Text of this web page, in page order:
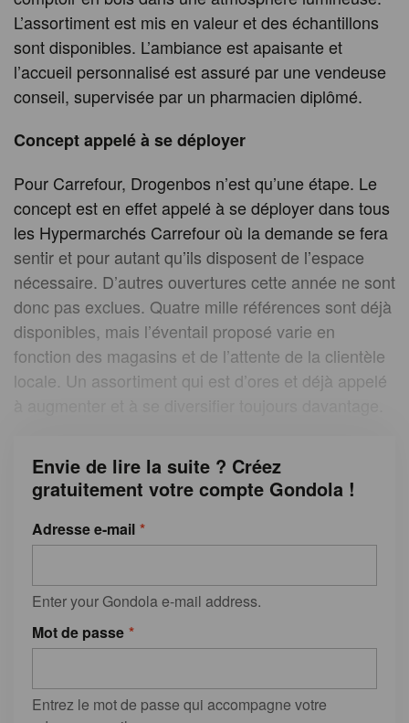
L’assortiment est mis en valeur et des échantillons
sont disponibles. L’ambiance est apaisante et
l’accueil personnalisé est assuré par une vendeuse
conseil, supervisée par un pharmacien diplômé.
Concept appelé à se déployer
Pour Carrefour, Drogenbos n’est qu’une étape. Le
concept est en effet appelé à se déployer dans tous
les Hypermarchés Carrefour où la demande se fera
sentir et pour autant qu’ils disposent de l’espace
nécessaire. D’autres ouvertures cette année ne sont
donc pas exclues. Quatre mille références sont déjà
disponibles, mais l’éventail proposé varie en
fonction des magasins et de l’attente de la clientèle
locale. Un assortiment qui est d’ores et déjà appelé
Envie de lire la suite ? Créez
gratuitement votre compte Gondola !
Adresse e-mail
Enter your Gondola e-mail address.
Mot de passe
Entrez le mot de passe qui accompagne votre